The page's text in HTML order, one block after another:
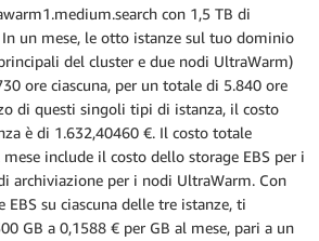
con 1,5 TB di
In un mese, le otto istanze sul tuo dominio
del cluster e due nodi UltraWarm)
ore ciascuna, per un totale di 5.840 ore
di questi singoli tipi di istanza, il costo
è di 1.632,40460 €. Il costo totale
include il costo dello storage EBS per i
archiviazione per i nodi UltraWarm. Con
EBS su ciascuna delle tre istanze, ti
GB a 0,1588 € per GB al mese, pari a un